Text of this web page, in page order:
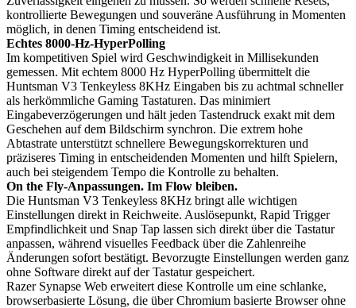
kontrollierte Bewegungen und souveräne Ausführung in Momenten
möglich, in denen Timing entscheidend ist.
Echtes 8000-Hz-HyperPolling
Im kompetitiven Spiel wird Geschwindigkeit in Millisekunden
gemessen. Mit echtem 8000 Hz HyperPolling übermittelt die
Huntsman V3 Tenkeyless 8KHz Eingaben bis zu achtmal schneller
als herkömmliche Gaming Tastaturen. Das minimiert
Eingabeverzögerungen und hält jeden Tastendruck exakt mit dem
Geschehen auf dem Bildschirm synchron. Die extrem hohe
Abtastrate unterstützt schnellere Bewegungskorrekturen und
präziseres Timing in entscheidenden Momenten und hilft Spielern,
auch bei steigendem Tempo die Kontrolle zu behalten.
On the Fly-Anpassungen. Im Flow bleiben.
Die Huntsman V3 Tenkeyless 8KHz bringt alle wichtigen
Einstellungen direkt in Reichweite. Auslösepunkt, Rapid Trigger
Empfindlichkeit und Snap Tap lassen sich direkt über die Tastatur
anpassen, während visuelles Feedback über die Zahlenreihe
Änderungen sofort bestätigt. Bevorzugte Einstellungen werden ganz
ohne Software direkt auf der Tastatur gespeichert.
Razer Synapse Web erweitert diese Kontrolle um eine schlanke,
browserbasierte Lösung, die über Chromium basierte Browser ohne